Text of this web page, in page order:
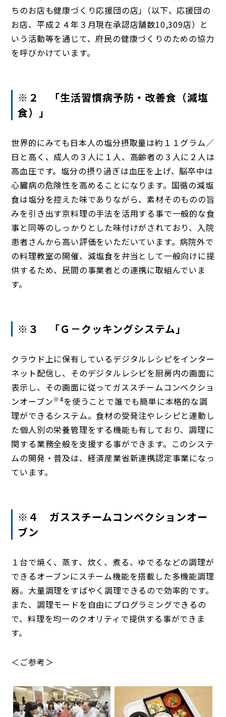
ちのお店も健康づくり応援団の店｣（以下、応援団の
お店、平成２４年３月現在承認店舗数10,309店）と
いう活動等を通じて、府民の健康づくりのための協力
を呼びかけています。
※２ 「生活習慣病予防・改善食（減塩
食）」
世界的にみても日本人の塩分摂取量は約１１グラム／
日と高く、成人の３人に１人、高齢者の３人に２人は
高血圧です。塩分の摂り過ぎは血圧を上げ、脳卒中は
心臓病の危険性を高めることになります。国循の減塩
食は塩分を控えた味でありながら、素材そのものの旨
みを引き出す京料理の手法を活用する事で一般的な食
事と同等のしっかりとした味付けがされており、入院
患者さんから高い評価をいただいています。病院外で
の料理教室の開催、減塩食を弁当として一般向けに提
供するため、民間の事業者との連携に取組んでいま
す。
※３ 「Ｇ－クッキングシステム」
クラウド上に保有しているデジタルレシピをインター
ネット配信し、そのデジタルレシピを厨房内の画面に
表示し、その画面に従ってガススチームコンベクショ
ンオーブン※4を使うことで誰でも簡単に本格的な調
理ができるシステム。食材の受発注やレシピと連動し
た個人別の栄養管理をする機能も有しており、調理に
関する業務全般を支援する事ができます。このシステ
ムの開発・普及は、経済産業省新連携認定事業になっ
ています。
※４ ガススチームコンベクションオー
ブン
１台で焼く、蒸す、炊く、煮る、ゆでるなどの調理が
できるオーブンにスチーム機能を搭載した多機能調理
器。大量調理をすばやく調理できるので効率的です。
また、調理モードを自由にプログラミングできるの
で、料理を均一のクオリティで提供する事ができま
す。
＜ご参考＞